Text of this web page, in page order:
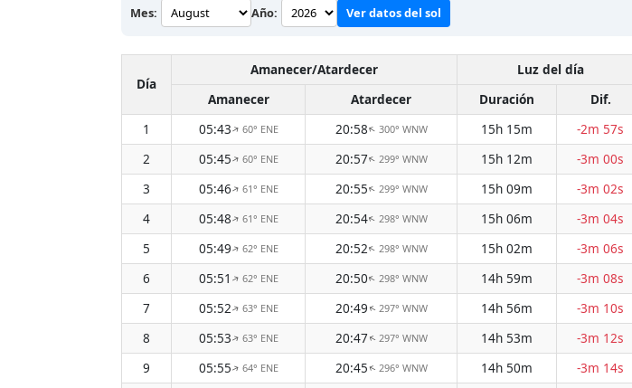
Mes: Año: Ver datos del sol
Día
Amanecer/Atardecer Luz del día
Amanecer
Atardecer Duración Dif.
1
05:43↑ 60° ENE 20:58↑ 300° WNW 15h 15m -2m 57s
2
05:45↑ 60° ENE 20:57↑ 299° WNW 15h 12m -3m 00s
3
05:46↑ 61° ENE 20:55↑ 299° WNW 15h 09m -3m 02s
4
05:48↑ 61° ENE 20:54↑ 298° WNW 15h 06m -3m 04s
5
05:49↑ 62° ENE 20:52↑ 298° WNW 15h 02m -3m 06s
6
05:51 ↑ 62° ENE 20:50↑ 298° WNW 14h 59m -3m 08s
7
05:52↑ 63° ENE 20:49↑ 297° WNW 14h 56m -3m 10s
8
05:53↑ 63° ENE 20:47↑ 297° WNW 14h 53m -3m 12s
9
05:55↑ 64° ENE 20:45↑ 296° WNW 14h 50m -3m 14s